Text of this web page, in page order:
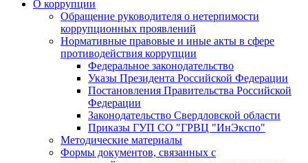
О коррупции
Обращение руководителя о нетерпимости
коррупционных проявлений
Нормативные правовые и иные акты в сфере
противодействия коррупции
Федеральное законодательство
Указы Президента Российской Федерации
Постановления Правительства Российской
Федерации
Законодательство Свердловской области
Приказы ГУП СО "ГРВЦ "ИнЭкспо"
Методические материалы
Формы документов, связанных с